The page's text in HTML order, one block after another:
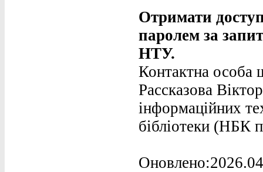
Отримати
паролем за
НТУ.
Контактна особа
Рассказова
інформаційних
бібліотеки (НБК